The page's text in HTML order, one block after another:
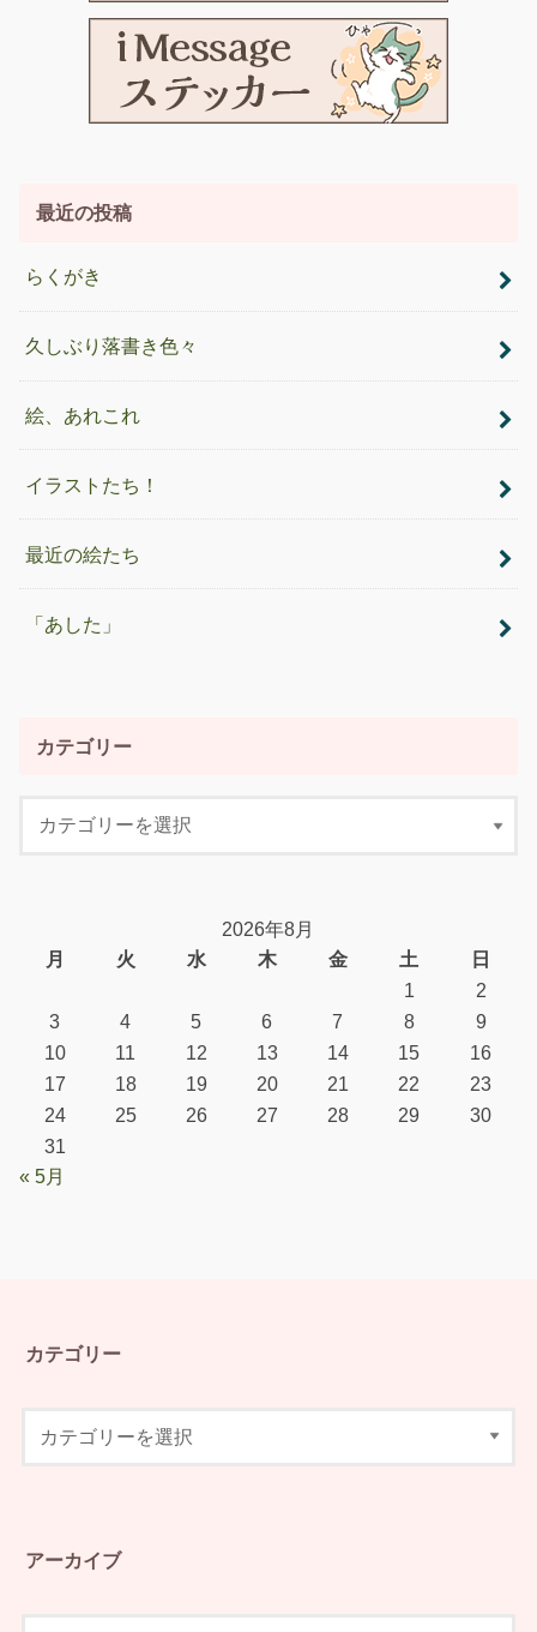
最近の投稿
らくがき
久しぶり落書き色々
絵、あれこれ
イラストたち！
最近の絵たち
「あした」
カテゴリー
2026年8月
月
火 水 木 金 土
日
1
2
3
4 5 6 7 8
9
10
11 12 13 14 15
16
17
18 19 20 21 22
23
24
25 26 27 28 29
30
31
« 5月
カテゴリー
アーカイブ